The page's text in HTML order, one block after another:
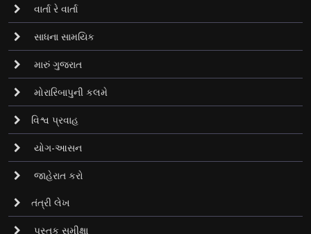
વાર્તા રે વાર્તા
સાધના સામયિક
મારું ગુજરાત
મોરારિબાપુની કલમે
વિશ્વ પ્રવાહ
યોગ-આસન
જાહેરાત કરો
તંત્રી લેખ
પુસ્તક સમીક્ષા